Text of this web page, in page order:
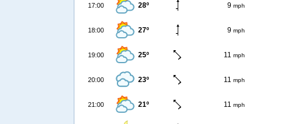
17:00 28º 9 mph
18:00 27º 9 mph
19:00 25º 11 mph
20:00 23º 11 mph
21:00 21º 11 mph